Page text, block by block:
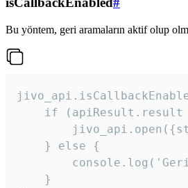
Bu yöntem, geri aramaların aktif olup
if (apiResult.result
    } else {
    }